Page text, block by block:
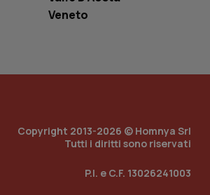
Veneto
Copyright 2013-2026 © Homnya Srl
Tutti i diritti sono riservati
P.I. e C.F. 13026241003